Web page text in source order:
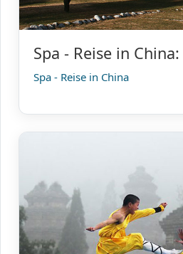
Spa - Reise in China:
Spa - Reise in China